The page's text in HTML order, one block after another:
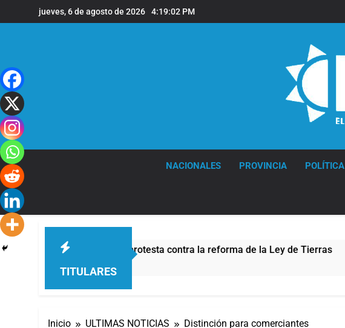
al
jueves, 6 de agosto de 2026 4:19:03 PM
NACIONALES PROVINCIA POLÍTICA
TITULARES
seguridad por la protesta contra la reforma de la Ley de Tierras
Inicio ULTIMAS NOTICIAS Distinción para comerciantes